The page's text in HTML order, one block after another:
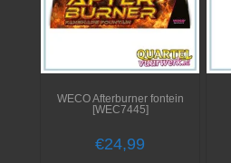
WECO Afterburner fontein
[WEC7445]
€24,99